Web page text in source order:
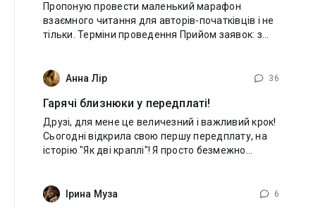
Пропоную провести маленький марафон
взаємного читання для авторів-початківців і не
тільки. Терміни проведення Прийом заявок: з
Анна Лір
36
Гарячі близнюки у передплаті!
Друзі, для мене це величезний і важливий крок!
Сьогодні відкрила свою першу передплату, на
історію "Як дві краплі"! Я просто безмежно
Ірина Муза
6